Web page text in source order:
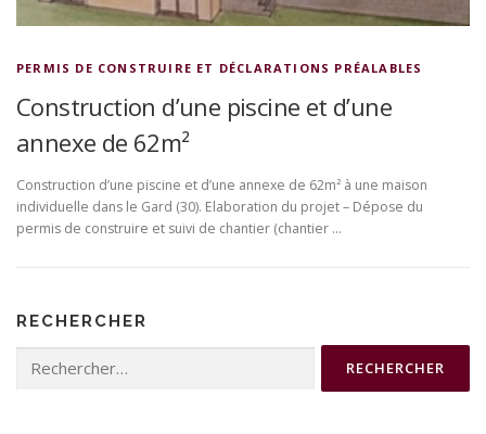
PERMIS DE CONSTRUIRE ET DÉCLARATIONS PRÉALABLES
Construction d’une piscine et d’une
annexe de 62m²
Construction d’une piscine et d’une annexe de 62m² à une maison
individuelle dans le Gard (30). Elaboration du projet – Dépose du
permis de construire et suivi de chantier (chantier …
RECHERCHER